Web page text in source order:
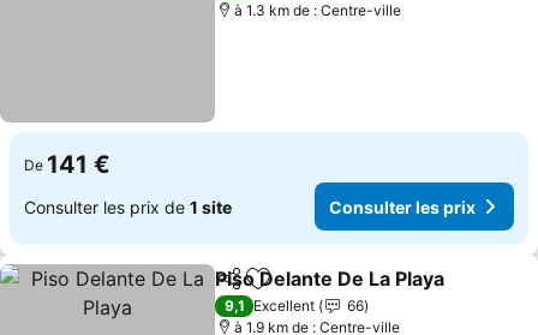
à 1.3 km de : Centre-ville
De 141 €
Consulter les prix de 1 site Consulter les prix
PartagerAjouter à mes favoris
Piso Delante De La Playa
9,1 Excellent
66
à 1.9 km de : Centre-ville